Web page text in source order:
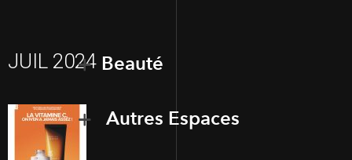
JUIL 2024 Beauté
Autres Espaces